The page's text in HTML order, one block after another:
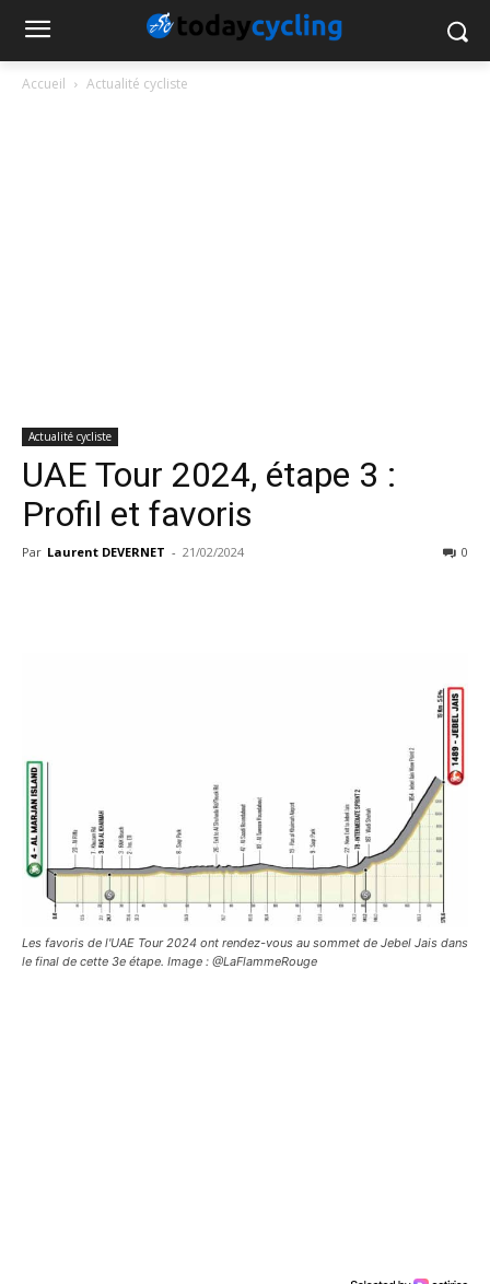
Accueil Actualité cycliste
Actualité cycliste
UAE Tour 2024, étape 3 :
Profil et favoris
Par Laurent DEVERNET - 21/02/2024 0
Les favoris de l'UAE Tour 2024 ont rendez-vous au sommet de Jebel Jais dans
le final de cette 3e étape. Image : @LaFlammeRouge